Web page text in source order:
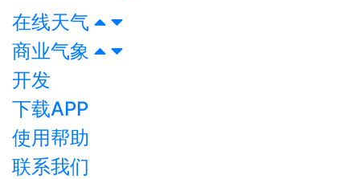
在线天气
商业气象
开发
下载APP
使用帮助
联系我们